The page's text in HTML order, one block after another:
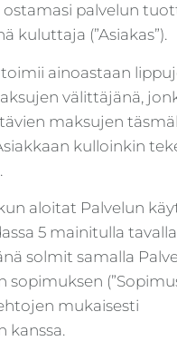
ostamasi palvelun
kuluttaja (”Asiakas”).
ainoastaan
välittäjänä,
maksujen
kulloinkin
aloitat Palvelun
5 mainitulla
solmit samalla
sopimuksen
mukaisesti
kanssa.